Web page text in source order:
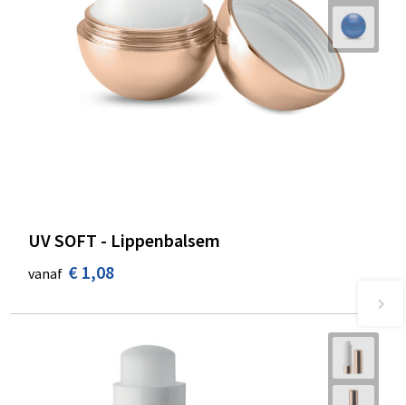
UV SOFT - Lippenbalsem
vanaf € 1,08